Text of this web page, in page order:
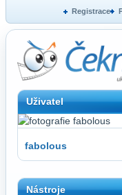
Registrace
Uživatel
fabolous
Nástroje